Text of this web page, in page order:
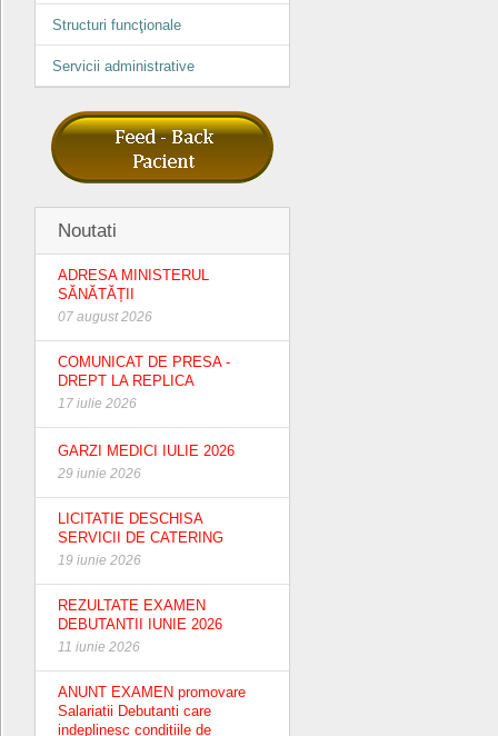
Structuri funcţionale
Servicii administrative
Noutati
ADRESA MINISTERUL
SĂNĂTĂȚII
07 august 2026
COMUNICAT DE PRESA -
DREPT LA REPLICA
17 iulie 2026
GARZI MEDICI IULIE 2026
29 iunie 2026
LICITATIE DESCHISA
SERVICII DE CATERING
19 iunie 2026
REZULTATE EXAMEN
DEBUTANTII IUNIE 2026
11 iunie 2026
ANUNT EXAMEN promovare
Salariatii Debutanti care
indeplinesc conditiile de